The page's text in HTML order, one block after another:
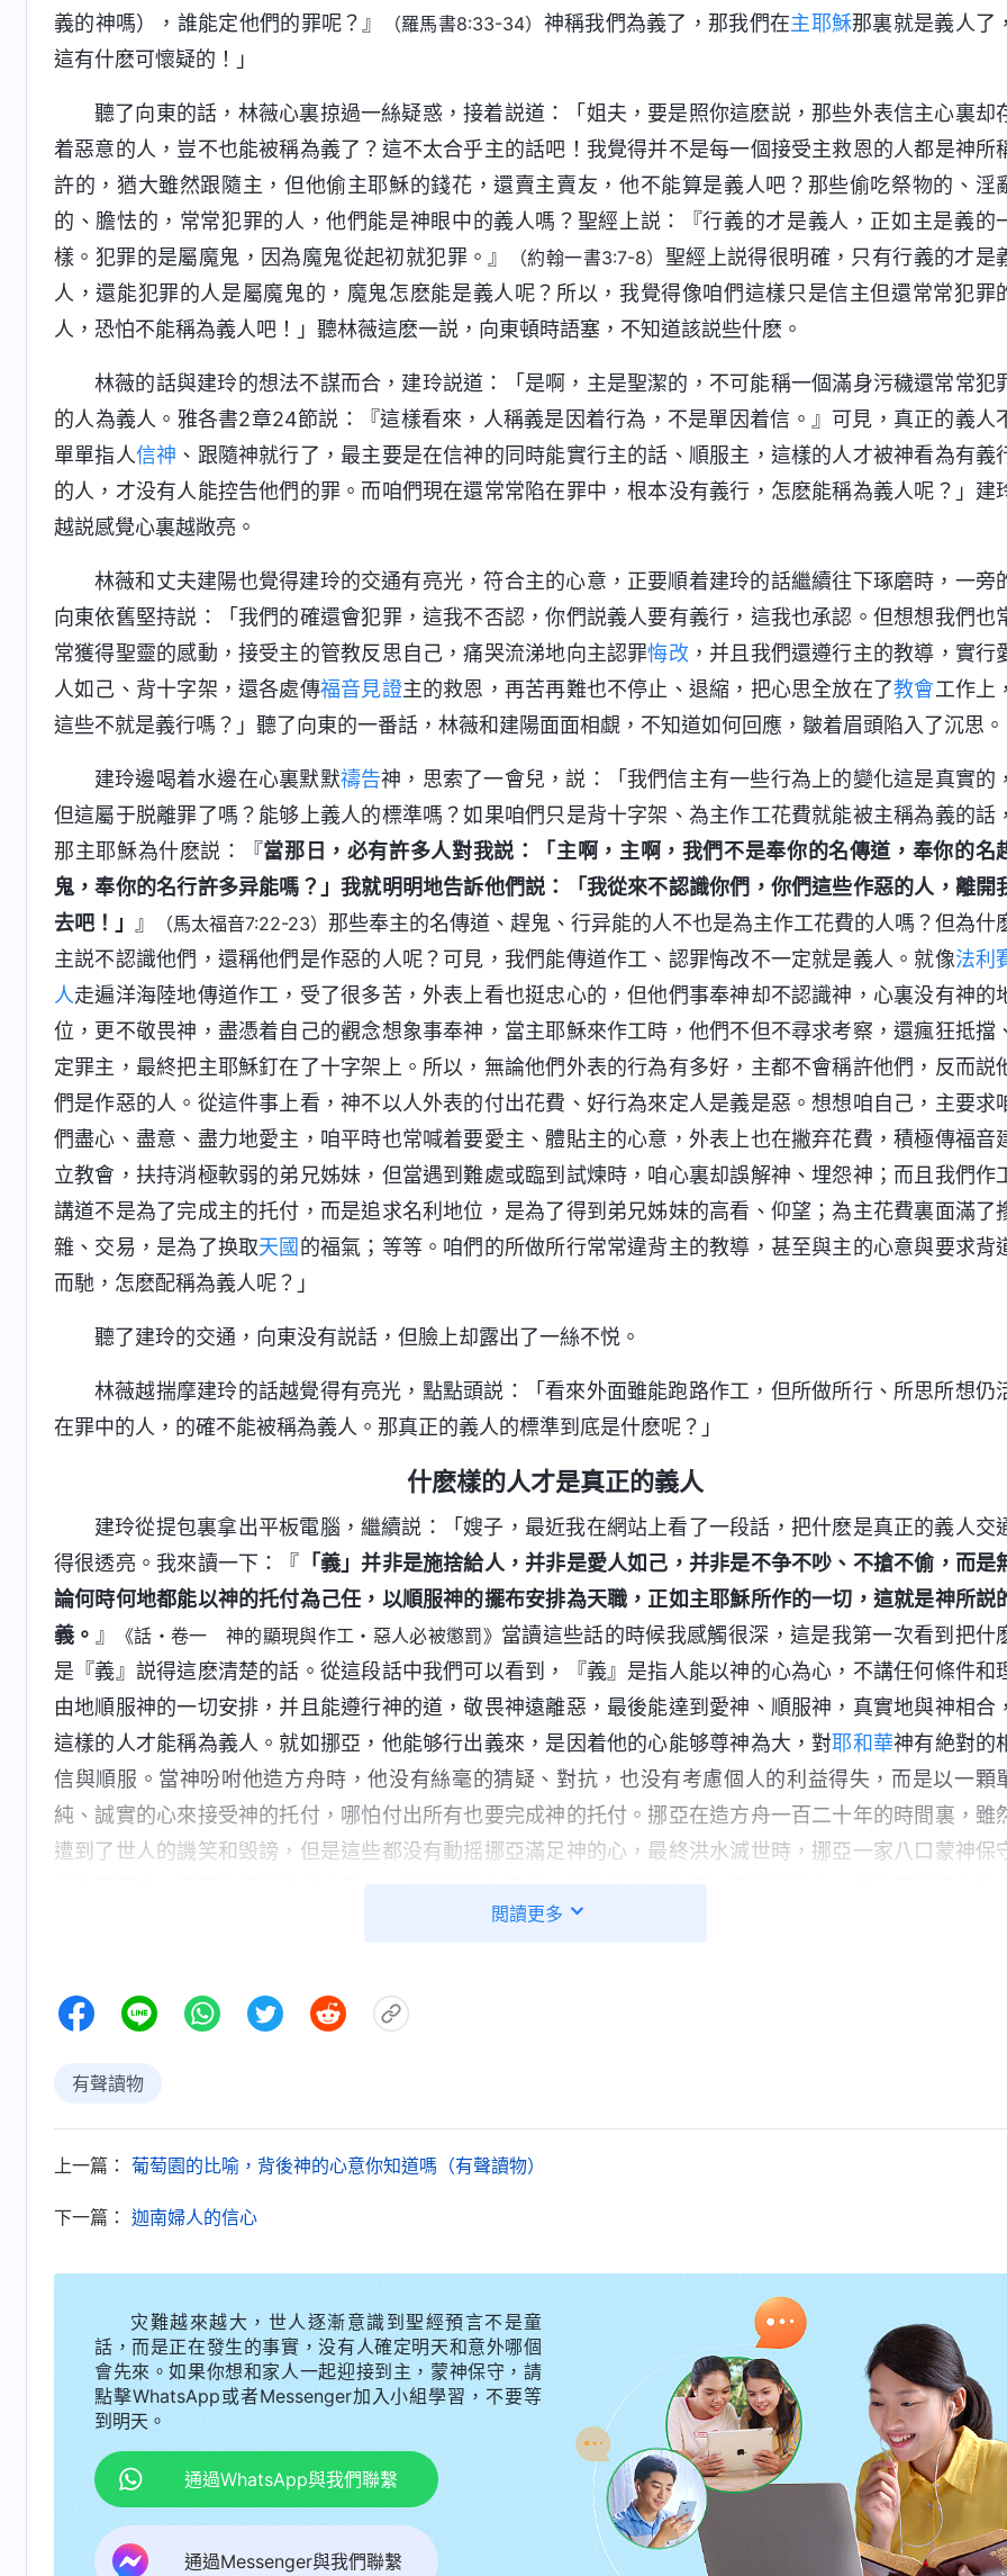
義的神嗎），誰能定他們的罪呢？』
（羅馬書8:33-34） 神稱我們為義了，那我們在主耶穌那裏就是義人了，
這有什麽可懷疑的！」
聽了向東的話，林薇心裏掠過一絲疑惑，接着説道：「姐夫，要是照你這麽説，那些外表信主心裏却
着惡意的人，豈不也能被稱為義了？這不太合乎主的話吧！我覺得并不是每一個接受主救恩的人都是神所
許的，猶大雖然跟隨主，但他偷主耶穌的錢花，還賣主賣友，他不能算是義人吧？那些偷吃祭物的、淫
的、膽怯的，常常犯罪的人，他們能是神眼中的義人嗎？聖經上説：『行義的才是義人，正如主是義的
樣。犯罪的是屬魔鬼，因為魔鬼從起初就犯罪。』
（約翰一書3:7-8） 聖經上説得很明確，只有行義的才是
人，還能犯罪的人是屬魔鬼的，魔鬼怎麽能是義人呢？所以，我覺得像咱們這樣只是信主但還常常犯罪
人，恐怕不能稱為義人吧！」聽林薇這麽一説，向東頓時語塞，不知道該説些什麽。
林薇的話與建玲的想法不謀而合，建玲説道：「是啊，主是聖潔的，不可能稱一個滿身污穢還常常犯
的人為義人。雅各書2章24節説：『這樣看來，人稱義是因着行為，不是單因着信。』可見，真正的義人
單單指人信神 、跟隨神就行了，最主要是在信神的同時能實行主的話、順服主，這樣的人才被神看為有義
的人，才没有人能控告他們的罪。而咱們現在還常常陷在罪中，根本没有義行，怎麽能稱為義人呢？」建
越説感覺心裏越敞亮。
林薇和丈夫建陽也覺得建玲的交通有亮光，符合主的心意，正要順着建玲的話繼續往下琢磨時，一旁
向東依舊堅持説：「我們的確還會犯罪，這我不否認，你們説義人要有義行，這我也承認。但想想我們也
常獲得聖靈的感動，接受主的管教反思自己，痛哭流涕地向主認罪悔改，并且我們還遵行主的教導，實行
人如己、背十字架，還各處傳福音見證主的救恩，再苦再難也不停止、退縮，把心思全放在了教會工作上，
這些不就是義行嗎？」聽了向東的一番話，林薇和建陽面面相覷，不知道如何回應，皺着眉頭陷入了沉思。
建玲邊喝着水邊在心裏默默禱告神，思索了一會兒，説：「我們信主有一些行為上的變化這是真實的，
但這屬于脱離罪了嗎？能够上義人的標準嗎？如果咱們只是背十字架、為主作工花費就能被主稱為義的話，
那主耶穌為什麽説：『當那日，必有許多人對我説：「主啊，主啊，我們不是奉你的名傳道，奉你的名
鬼，奉你的名行許多异能嗎？」我就明明地告訴他們説：「我從來不認識你們，你們這些作惡的人，離開
去吧！」
』 （馬太福音7:22-23） 那些奉主的名傳道、趕鬼、行异能的人不也是為主作工花費的人嗎？但為什
主説不認識他們，還稱他們是作惡的人呢？可見，我們能傳道作工、認罪悔改不一定就是義人。就像法利
人走遍洋海陸地傳道作工，受了很多苦，外表上看也挺忠心的，但他們事奉神却不認識神，心裏没有神的
位，更不敬畏神，盡憑着自己的觀念想象事奉神，當主耶穌來作工時，他們不但不尋求考察，還瘋狂抵擋
定罪主，最終把主耶穌釘在了十字架上。所以，無論他們外表的行為有多好，主都不會稱許他們，反而説
們是作惡的人。從這件事上看，神不以人外表的付出花費、好行為來定人是義是惡。想想咱自己，主要求
們盡心、盡意、盡力地愛主，咱平時也常喊着要愛主、體貼主的心意，外表上也在撇弃花費，積極傳福音
立教會，扶持消極軟弱的弟兄姊妹，但當遇到難處或臨到試煉時，咱心裏却誤解神、埋怨神；而且我們作
講道不是為了完成主的托付，而是追求名利地位，是為了得到弟兄姊妹的高看、仰望；為主花費裏面滿了
雜、交易，是為了换取天國 的福氣；等等。咱們的所做所行常常違背主的教導，甚至與主的心意與要求背
而馳，怎麽配稱為義人呢？」
聽了建玲的交通，向東没有説話，但臉上却露出了一絲不悦。
林薇越揣摩建玲的話越覺得有亮光，點點頭説：「看來外面雖能跑路作工，但所做所行、所思所想仍
在罪中的人，的確不能被稱為義人。那真正的義人的標準到底是什麽呢？」
什麽樣的人才是真正的義人
建玲從提包裏拿出平板電腦，繼續説：「嫂子，最近我在網站上看了一段話，把什麽是真正的義人交
得很透亮。我來讀一下：『 「義」并非是施捨給人，并非是愛人如己，并非是不争不吵、不搶不偷，而是
論何時何地都能以神的托付為己任，以順服神的擺布安排為天職，正如主耶穌所作的一切，這就是神所説
義。 』 《話・卷一 神的顯現與作工・惡人必被懲罰》 當讀這些話的時候我感觸很深，這是我第一次看到把什
是『義』説得這麽清楚的話。從這段話中我們可以看到，『義』是指人能以神的心為心，不講任何條件和
由地順服神的一切安排，并且能遵行神的道，敬畏神遠離惡，最後能達到愛神、順服神，真實地與神相合，
這樣的人才能稱為義人。就如挪亞，他能够行出義來，是因着他的心能够尊神為大，對耶和華神有絶對的
信與順服。當神吩咐他造方舟時，他没有絲毫的猜疑、對抗，也没有考慮個人的利益得失，而是以一顆
純、誠實的心來接受神的托付，哪怕付出所有也要完成神的托付。挪亞在造方舟一百二十年的時間裏，雖
遭到了世人的譏笑和毁謗，但是這些都没有動摇挪亞滿足神的心，最終洪水滅世時，挪亞一家八口蒙神保
羊被擄，僕婢被殺，兒女死亡，自己全身長毒瘡時，心裏萬分痛苦，但他不埋怨神，寧可咒詛自己的生日也
全人。」
意，敬畏神遠離惡，達到滿足神的心意才能被神稱為義。林薇心裏的疑雲逐漸消散，她高興地説：「感謝
有能為神站住見證滿足神的人才是神眼中的義人。」
建陽一邊點頭一邊放下手中的水杯，高興地説：「聽你們這樣一交通，我也明白一些，雖然我們因信主
義。主耶穌也説過：『
（馬太福音13:43）義人所行的都是能够榮耀主、見證主的，我們現在的所做所行根本達不到，看來以後還得
往主的道上追求啊！」林薇笑着説：「是啊！」
坐在一旁的向東看到林薇三人高興的樣子，感覺有些不自在，但面對建玲的交通又無話反駁，只能低着
怎樣才能成為義人
剛才的交通雖然讓林薇收穫不少，但同時也産生了一個新的問題，林薇回想自己接觸過那麽多的牧師
閲讀更多
有聲讀物
上一篇： 葡萄園的比喻，背後神的心意你知道嗎（有聲讀物）
下一篇： 迦南婦人的信心
灾難越來越大，世人逐漸意識到聖經預言不是童
話，而是正在發生的事實，没有人確定明天和意外哪個
會先來。如果你想和家人一起迎接到主，蒙神保守，請
點擊WhatsApp或者Messenger加入小組學習，不要等
到明天。
通過WhatsApp與我們聯繫
通過Messenger與我們聯繫